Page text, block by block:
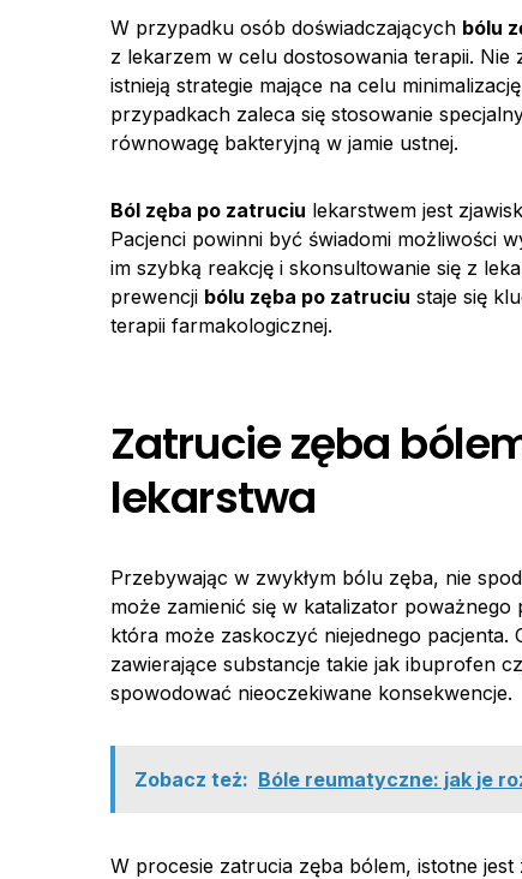
W przypadku osób doświadczających bólu
z lekarzem w celu dostosowania terapii.
istnieją strategie mające na celu
przypadkach zaleca się stosowanie
równowagę bakteryjną w jamie ustnej.
Ból zęba po zatruciu lekarstwem jest
Pacjenci powinni być świadomi możliwości
im szybką reakcję i skonsultowanie się z
prewencji bólu zęba po zatruciu staje się
terapii farmakologicznej.
Zatrucie zęba
lekarstwa
Przebywając w zwykłym bólu zęba, nie
może zamienić się w katalizator
która może zaskoczyć niejednego pacjenta.
zawierające substancje takie jak ibuprofen
spowodować nieoczekiwane konsekwencje.
Zobacz też: Bóle reumatyczne: jak je
W procesie zatrucia zęba bólem, istotne jest